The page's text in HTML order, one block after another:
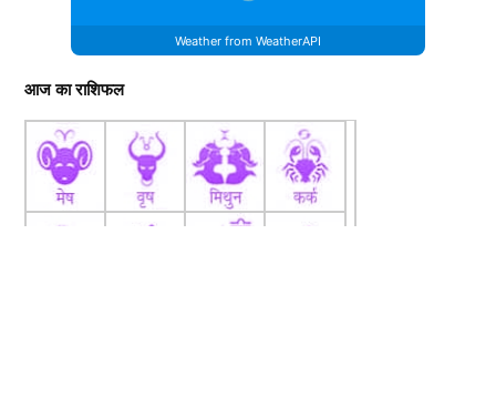
Weather from WeatherAPI
आज का राशिफल